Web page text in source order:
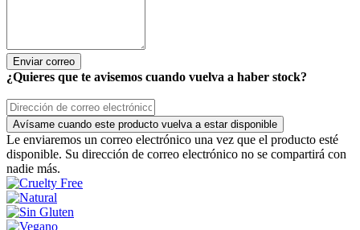
Enviar correo
¿Quieres que te avisemos cuando vuelva a haber stock?
Avísame cuando este producto vuelva a estar disponible
Le enviaremos un correo electrónico una vez que el producto esté
disponible. Su dirección de correo electrónico no se compartirá con
nadie más.